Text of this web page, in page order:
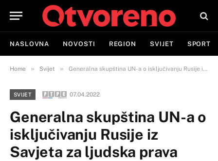
NASLOVNA NOVOSTI REGION SVIJET SPORT
Home » Svijet » Generalna skupština UN-a o isključivanju Rusije iz Savjeta za ljudska prava
SVIJET 07.04.2022
Generalna skupština UN-a o
isključivanju Rusije iz
Savjeta za ljudska prava